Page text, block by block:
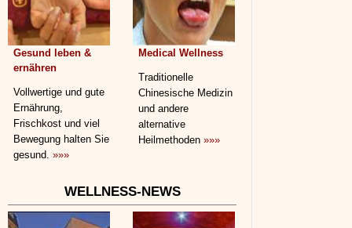
Gesund leben &
ernähren
Vollwertige und gute
Ernährung,
Frischkost und viel
Bewegung halten Sie
gesund. »»»
Medical Wellness
Traditionelle
Chinesische Medizin
und andere
alternative
Heilmethoden »»»
WELLNESS-NEWS